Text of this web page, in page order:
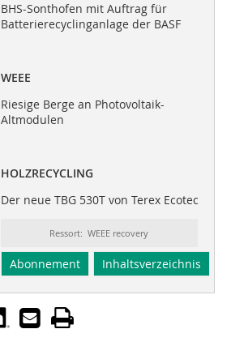
BHS-Sonthofen mit Auftrag für
Batterierecyclinganlage der BASF
WEEE
Riesige Berge an Photovoltaik-
Altmodulen
HOLZRECYCLING
Der neue TBG 530T von Terex Ecotec
Ressort: WEEE recovery
Abonnement Inhaltsverzeichnis